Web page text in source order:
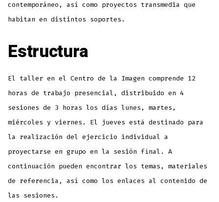
contemporáneo, así como proyectos transmedia que
habitan en distintos soportes.
Estructura
El taller en el Centro de la Imagen comprende 12
horas de trabajo presencial, distribuido en 4
sesiones de 3 horas los días lunes, martes,
miércoles y viernes. El jueves está destinado para
la realización del ejercicio individual a
proyectarse en grupo en la sesión final. A
continuación pueden encontrar los temas, materiales
de referencia, así como los enlaces al contenido de
las sesiones.